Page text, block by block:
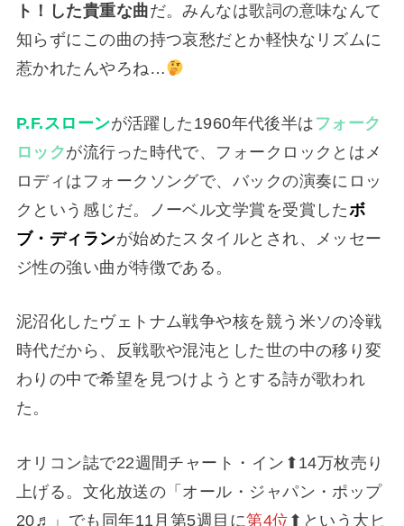
ト！した貴重な曲だ。みんなは歌詞の意味なんて
知らずにこの曲の持つ哀愁だとか軽快なリズムに
惹かれたんやろね…
P.F.スローンが活躍した1960年代後半は フォーク
ロックが流行った時代で、フォークロックとはメ
ロディはフォークソングで、バックの演奏にロッ
クという感じだ。ノーベル文学賞を受賞したボ
ブ・ディランが始めたスタイルとされ、メッセー
ジ性の強い曲が特徴である。
泥沼化したヴェトナム戦争や核を競う米ソの冷戦
時代だから、反戦歌や混沌とした世の中の移り変
わりの中で希望を見つけようとする詩が歌われ
た。
オリコン誌で22週間チャート・イン⬆14万枚売り
上げる。文化放送の「オール・ジャパン・ポップ
20♬」でも同年11月第5週目に第4位 ⬆という大ヒ